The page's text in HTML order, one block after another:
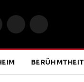
InstagramPinterest
BERÜHMTHEIT